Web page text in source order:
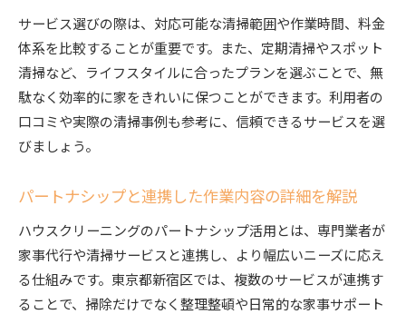
サービス選びの際は、対応可能な清掃範囲や作業時間、料金
体系を比較することが重要です。また、定期清掃やスポット
清掃など、ライフスタイルに合ったプランを選ぶことで、無
駄なく効率的に家をきれいに保つことができます。利用者の
口コミや実際の清掃事例も参考に、信頼できるサービスを選
びましょう。
パートナシップと連携した作業内容の詳細を解説
ハウスクリーニングのパートナシップ活用とは、専門業者が
家事代行や清掃サービスと連携し、より幅広いニーズに応え
る仕組みです。東京都新宿区では、複数のサービスが連携す
ることで、掃除だけでなく整理整頓や日常的な家事サポート